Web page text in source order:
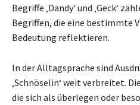
Begriffe ‚Dandy‘ und ‚Geck‘
Begriffen, die eine bestimmte
Bedeutung reflektieren.
In der Alltagsprache sind
‚Schnöselin‘ weit verbreitet.
die sich als überlegen oder